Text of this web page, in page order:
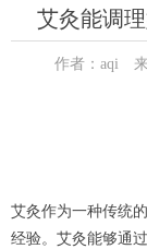
艾灸能调
作者：aqi
艾灸作为一种传统
经验。艾灸能够通